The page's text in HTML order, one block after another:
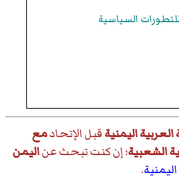
السياسية
اليمنيةقبل الإتحادمع
الشعبية؛ إن كنت تبحث عناليمن
.